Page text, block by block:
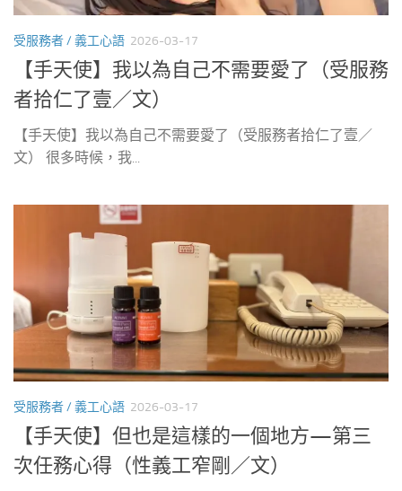
受服務者 / 義工心語 2026-03-17
【手天使】我以為自己不需要愛了（受服務
者拾仁了壹／文）
【手天使】我以為自己不需要愛了（受服務者拾仁了壹／
文） 很多時候，我...
受服務者 / 義工心語 2026-03-17
【手天使】但也是這樣的一個地方—第三
次任務心得（性義工窄剛／文）